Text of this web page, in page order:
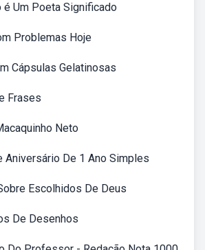
é Um Poeta Significado
Problemas Hoje
Cápsulas Gelatinosas
Frases
Neto
Aniversário De 1 Ano Simples
Escolhidos De Deus
De Desenhos